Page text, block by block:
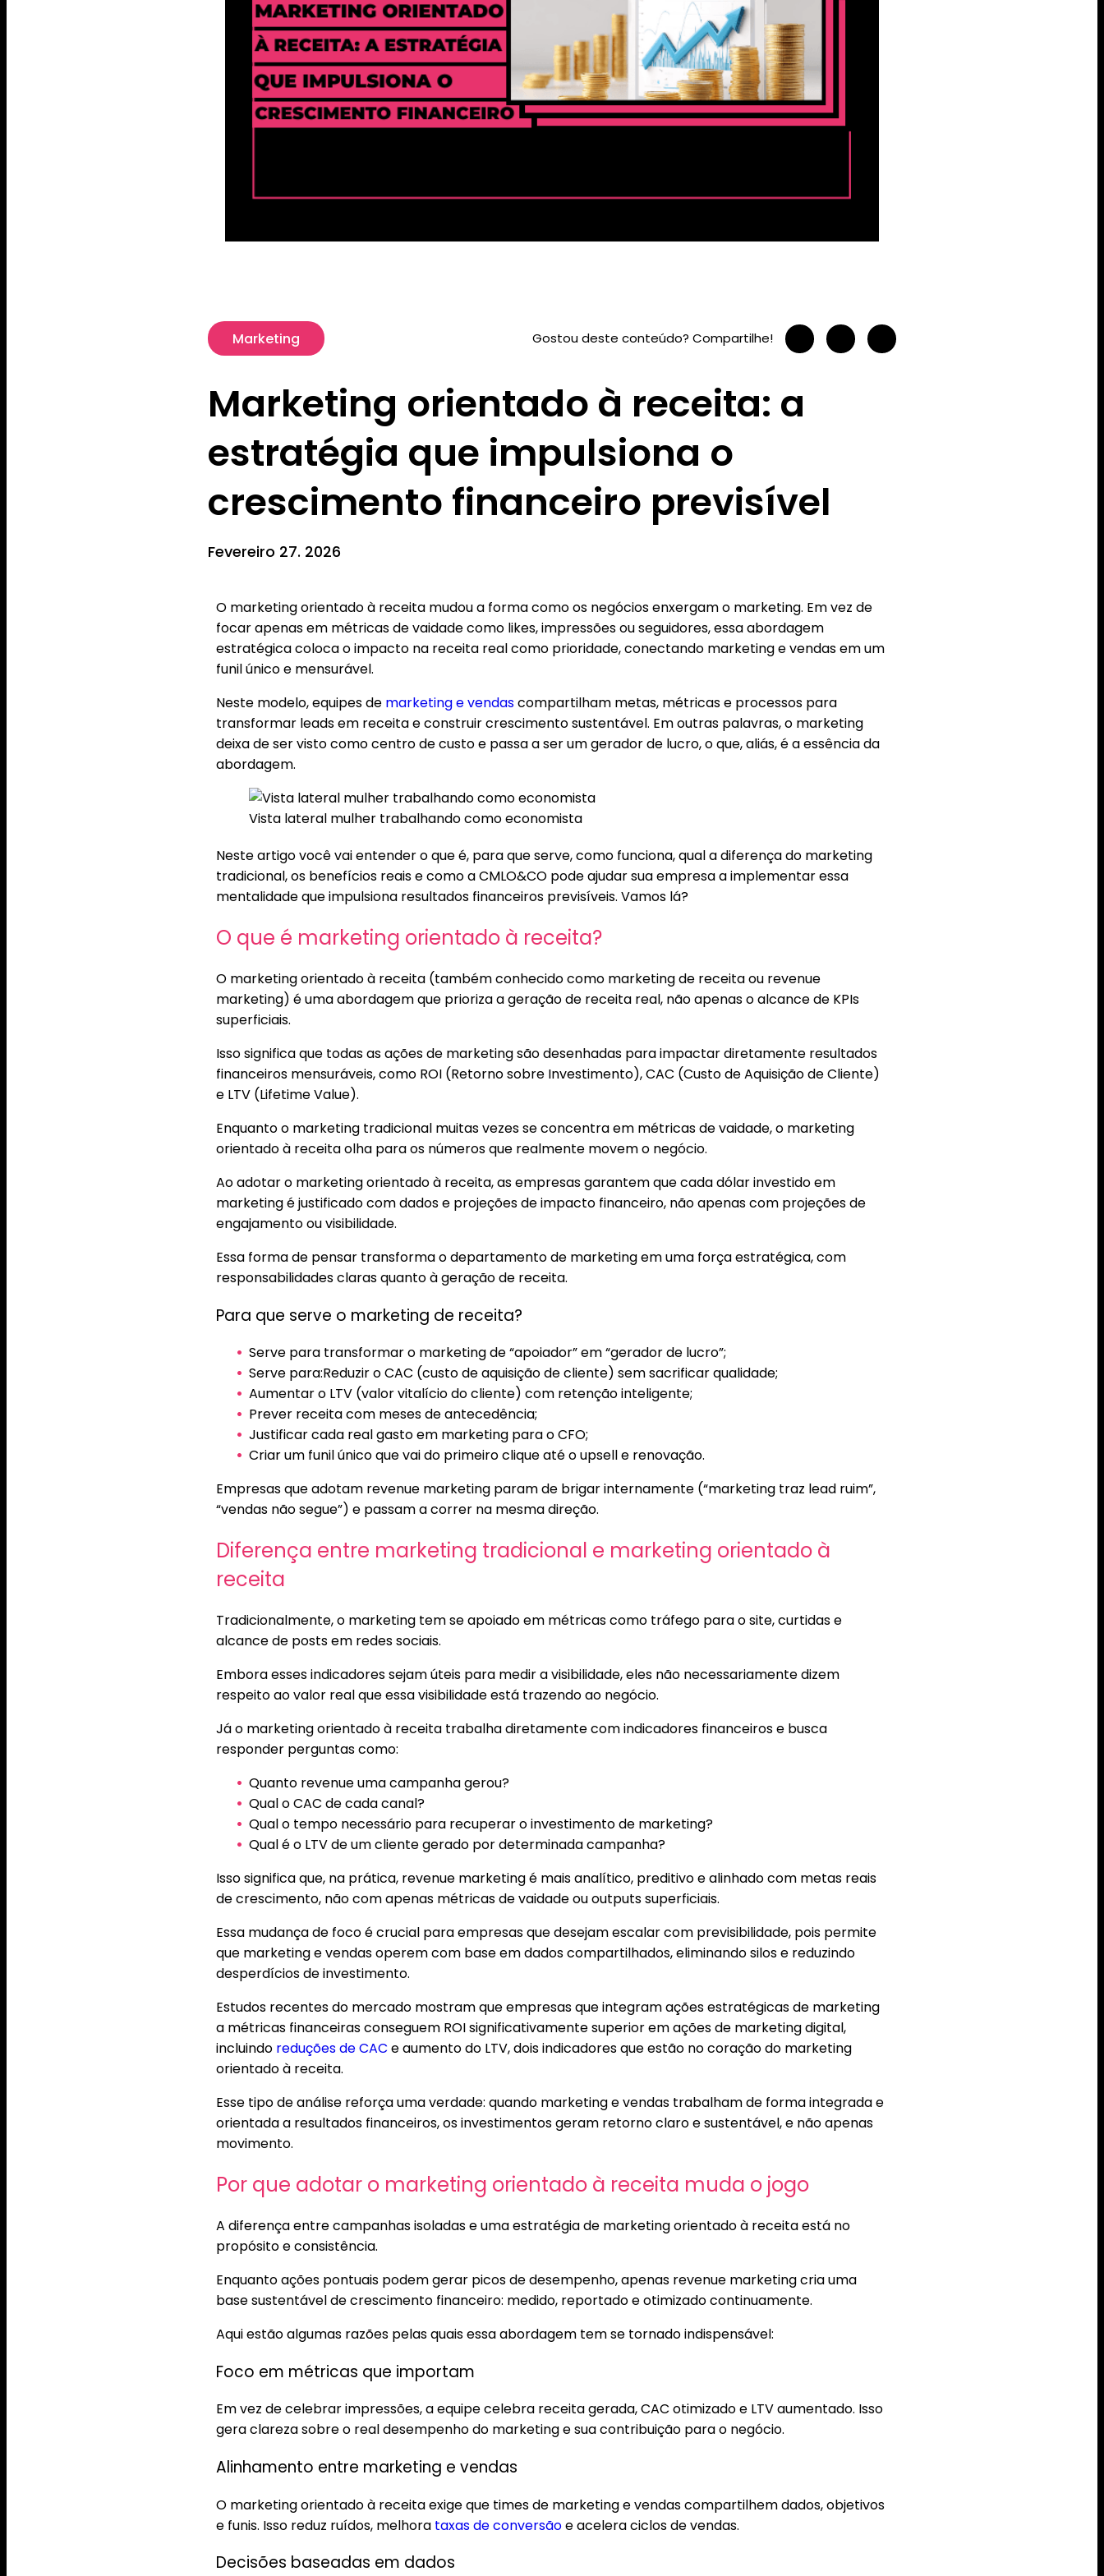
Marketing Gostou deste conteúdo? Compartilhe!
Marketing orientado à receita: a
estratégia que impulsiona o
crescimento financeiro previsível
Fevereiro 27. 2026
O marketing orientado à receita mudou a forma como os negócios enxergam o marketing. Em vez de
focar apenas em métricas de vaidade como likes, impressões ou seguidores, essa abordagem
estratégica coloca o impacto na receita real como prioridade, conectando marketing e vendas em um
funil único e mensurável.
Neste modelo, equipes de marketing e vendascompartilham metas, métricas e processos para
transformar leads em receita e construir crescimento sustentável. Em outras palavras, o marketing
deixa de ser visto como centro de custo e passa a ser um gerador de lucro, o que, aliás, é a essência da
abordagem.
Vista lateral mulher trabalhando como economista
Neste artigo você vai entender o que é, para que serve, como funciona, qual a diferença do marketing
tradicional, os benefícios reais e como a CMLO&CO pode ajudar sua empresa a implementar essa
mentalidade que impulsiona resultados financeiros previsíveis. Vamos lá?
O que é marketing orientado à receita?
O marketing orientado à receita (também conhecido como marketing de receita ou revenue
marketing) é uma abordagem que prioriza a geração de receita real, não apenas o alcance de KPIs
superficiais.
Isso significa que todas as ações de marketing são desenhadas para impactar diretamente resultados
financeiros mensuráveis, como ROI (Retorno sobre Investimento), CAC (Custo de Aquisição de Cliente)
e LTV (Lifetime Value).
Enquanto o marketing tradicional muitas vezes se concentra em métricas de vaidade, o marketing
orientado à receita olha para os números que realmente movem o negócio.
Ao adotar o marketing orientado à receita, as empresas garantem que cada dólar investido em
marketing é justificado com dados e projeções de impacto financeiro, não apenas com projeções de
engajamento ou visibilidade.
Essa forma de pensar transforma o departamento de marketing em uma força estratégica, com
responsabilidades claras quanto à geração de receita.
Para que serve o marketing de receita?
Serve para transformar o marketing de “apoiador” em “gerador de lucro”;
Serve para:Reduzir o CAC (custo de aquisição de cliente) sem sacrificar qualidade;
Aumentar o LTV (valor vitalício do cliente) com retenção inteligente;
Prever receita com meses de antecedência;
Justificar cada real gasto em marketing para o CFO;
Criar um funil único que vai do primeiro clique até o upsell e renovação.
Empresas que adotam revenue marketing param de brigar internamente (“marketing traz lead ruim”,
“vendas não segue”) e passam a correr na mesma direção.
Diferença entre marketing tradicional e marketing orientado à
receita
Tradicionalmente, o marketing tem se apoiado em métricas como tráfego para o site, curtidas e
alcance de posts em redes sociais.
Embora esses indicadores sejam úteis para medir a visibilidade, eles não necessariamente dizem
respeito ao valor real que essa visibilidade está trazendo ao negócio.
Já o marketing orientado à receita trabalha diretamente com indicadores financeiros e busca
responder perguntas como:
Quanto revenue uma campanha gerou?
Qual o CAC de cada canal?
Qual o tempo necessário para recuperar o investimento de marketing?
Qual é o LTV de um cliente gerado por determinada campanha?
Isso significa que, na prática, revenue marketing é mais analítico, preditivo e alinhado com metas reais
de crescimento, não com apenas métricas de vaidade ou outputs superficiais.
Essa mudança de foco é crucial para empresas que desejam escalar com previsibilidade, pois permite
que marketing e vendas operem com base em dados compartilhados, eliminando silos e reduzindo
desperdícios de investimento.
Estudos recentes do mercado mostram que empresas que integram ações estratégicas de marketing
a métricas financeiras conseguem ROI significativamente superior em ações de marketing digital,
incluindo reduções de CAC e aumento do LTV, dois indicadores que estão no coração do marketing
orientado à receita.
Esse tipo de análise reforça uma verdade: quando marketing e vendas trabalham de forma integrada e
orientada a resultados financeiros, os investimentos geram retorno claro e sustentável, e não apenas
movimento.
Por que adotar o marketing orientado à receita muda o jogo
A diferença entre campanhas isoladas e uma estratégia de marketing orientado à receita está no
propósito e consistência.
Enquanto ações pontuais podem gerar picos de desempenho, apenas revenue marketing cria uma
base sustentável de crescimento financeiro: medido, reportado e otimizado continuamente.
Aqui estão algumas razões pelas quais essa abordagem tem se tornado indispensável:
Foco em métricas que importam
Em vez de celebrar impressões, a equipe celebra receita gerada, CAC otimizado e LTV aumentado. Isso
gera clareza sobre o real desempenho do marketing e sua contribuição para o negócio.
Alinhamento entre marketing e vendas
O marketing orientado à receita exige que times de marketing e vendas compartilhem dados, objetivos
e funis. Isso reduz ruídos, melhora taxas de conversãoe acelera ciclos de vendas.
Decisões baseadas em dados